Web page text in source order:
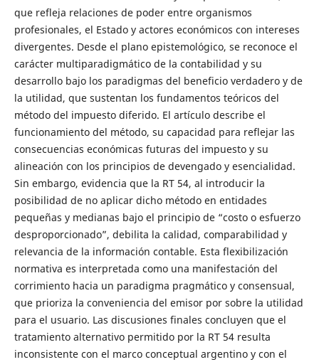
que refleja relaciones de poder entre organismos
profesionales, el Estado y actores económicos con intereses
divergentes. Desde el plano epistemológico, se reconoce el
carácter multiparadigmático de la contabilidad y su
desarrollo bajo los paradigmas del beneficio verdadero y de
la utilidad, que sustentan los fundamentos teóricos del
método del impuesto diferido. El artículo describe el
funcionamiento del método, su capacidad para reflejar las
consecuencias económicas futuras del impuesto y su
alineación con los principios de devengado y esencialidad.
Sin embargo, evidencia que la RT 54, al introducir la
posibilidad de no aplicar dicho método en entidades
pequeñas y medianas bajo el principio de “costo o esfuerzo
desproporcionado”, debilita la calidad, comparabilidad y
relevancia de la información contable. Esta flexibilización
normativa es interpretada como una manifestación del
corrimiento hacia un paradigma pragmático y consensual,
que prioriza la conveniencia del emisor por sobre la utilidad
para el usuario. Las discusiones finales concluyen que el
tratamiento alternativo permitido por la RT 54 resulta
inconsistente con el marco conceptual argentino y con el